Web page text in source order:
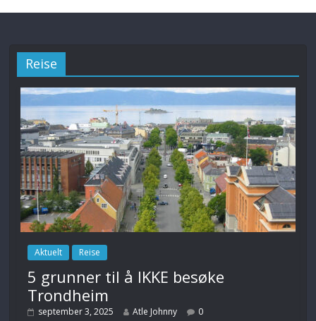
Reise
Aktuelt Reise
5 grunner til å IKKE besøke
Trondheim
september 3, 2025 Atle Johnny 0